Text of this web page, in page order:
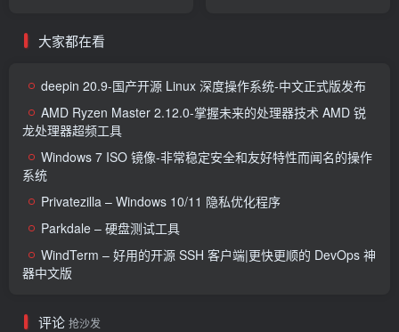
大家都在看
deepin 20.9-国产开源 Linux 深度操作系统-中文正式版发布
AMD Ryzen Master 2.12.0-掌握未来的处理器技术 AMD 锐
龙处理器超频工具
Windows 7 ISO 镜像-非常稳定安全和友好特性而闻名的操作
系统
Privatezilla – Windows 10/11 隐私优化程序
Parkdale – 硬盘测试工具
WindTerm – 好用的开源 SSH 客户端|更快更顺的 DevOps 神
器中文版
评论 抢沙发